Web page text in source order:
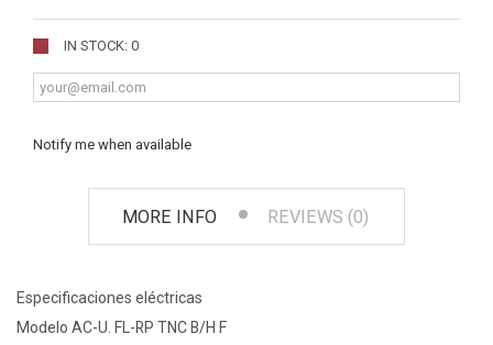
IN STOCK: 0
Notify me when available
MORE INFO REVIEWS (0)
Especificaciones eléctricas
Modelo AC-U. FL-RP TNC B/H F